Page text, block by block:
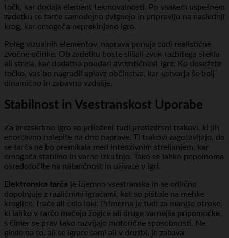
točk, kar dodaja element tekmovalnosti. Po vsakem uspešnem
zadetku se tarče samodejno dvignejo in pripravijo na naslednji
krog, kar omogoča neprekinjeno igro.
Poleg vizualnih elementov, naprava ponuja tudi realistične
zvočne učinke. Ob zadetku boste slišali zvok razbitega stekla
ali strela, kar dodatno poudari avtentičnost igre. Ko dosežete
točko, vas bo nagradil aplavz občinstva, kar ustvarja še bolj
dinamično in zabavno vzdušje.
Stabilnost in Vsestranskost Uporabe
Za brezskrbno igro so priloženi tudi protizdrsni trakovi, ki jih
enostavno nalepite na dno naprave. Ti trakovi zagotavljajo, da
se tarča ne bo premikala med intenzivnim streljanjem, kar
omogoča stabilno in varno izkušnjo. Tako se lahko popolnoma
osredotočite na natančnost in uživate v igri.
Elektronska tarča je izjemno vsestranska in se odlično
dopolnjuje z različnimi igračami, kot so pištole na mehke
kroglice, frače ali celo loki. Primerna je tudi za manjše otroke,
ki lahko v tarčo mečejo žogice ali druge varnejše pripomočke,
s čimer se prav tako razvijajo motorične sposobnosti. Ne
glede na to, ali se igrate sami ali v družbi, je zabava